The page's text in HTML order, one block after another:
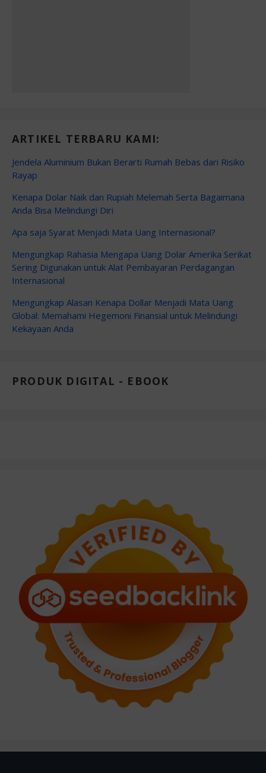
ARTIKEL TERBARU KAMI:
Jendela Aluminium Bukan Berarti Rumah Bebas dari Risiko
Rayap
Kenapa Dolar Naik dan Rupiah Melemah Serta Bagaimana
Anda Bisa Melindungi Diri
Apa saja Syarat Menjadi Mata Uang Internasional?
Mengungkap Rahasia Mengapa Uang Dolar Amerika Serikat
Sering Digunakan untuk Alat Pembayaran Perdagangan
Internasional
Mengungkap Alasan Kenapa Dollar Menjadi Mata Uang
Global: Memahami Hegemoni Finansial untuk Melindungi
Kekayaan Anda
PRODUK DIGITAL - EBOOK